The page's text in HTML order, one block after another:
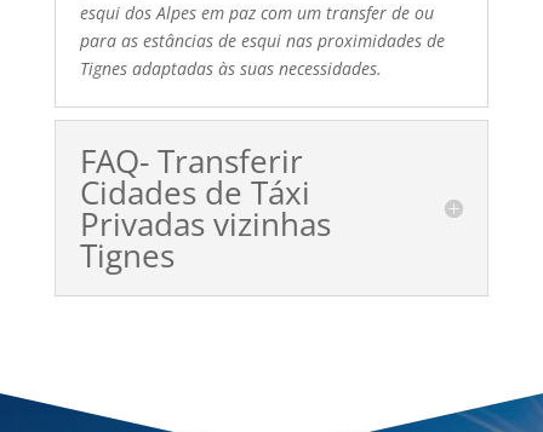
esqui dos Alpes em paz com um transfer de ou
para as estâncias de esqui nas proximidades de
Tignes adaptadas às suas necessidades.
FAQ- Transferir
Cidades de Táxi
Privadas vizinhas
Tignes